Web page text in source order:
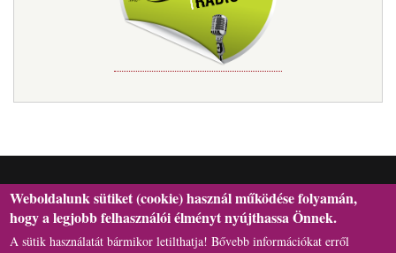
H-6301 Kalocsa, Szentháromság tér 1., Postafiók: 29. | Telefon:
Weboldalunk sütiket (cookie) használ működése folyamán,
hogy a legjobb felhasználói élményt nyújthassa Önnek.
A sütik használatát bármikor letilthatja! Bővebb információkat erről